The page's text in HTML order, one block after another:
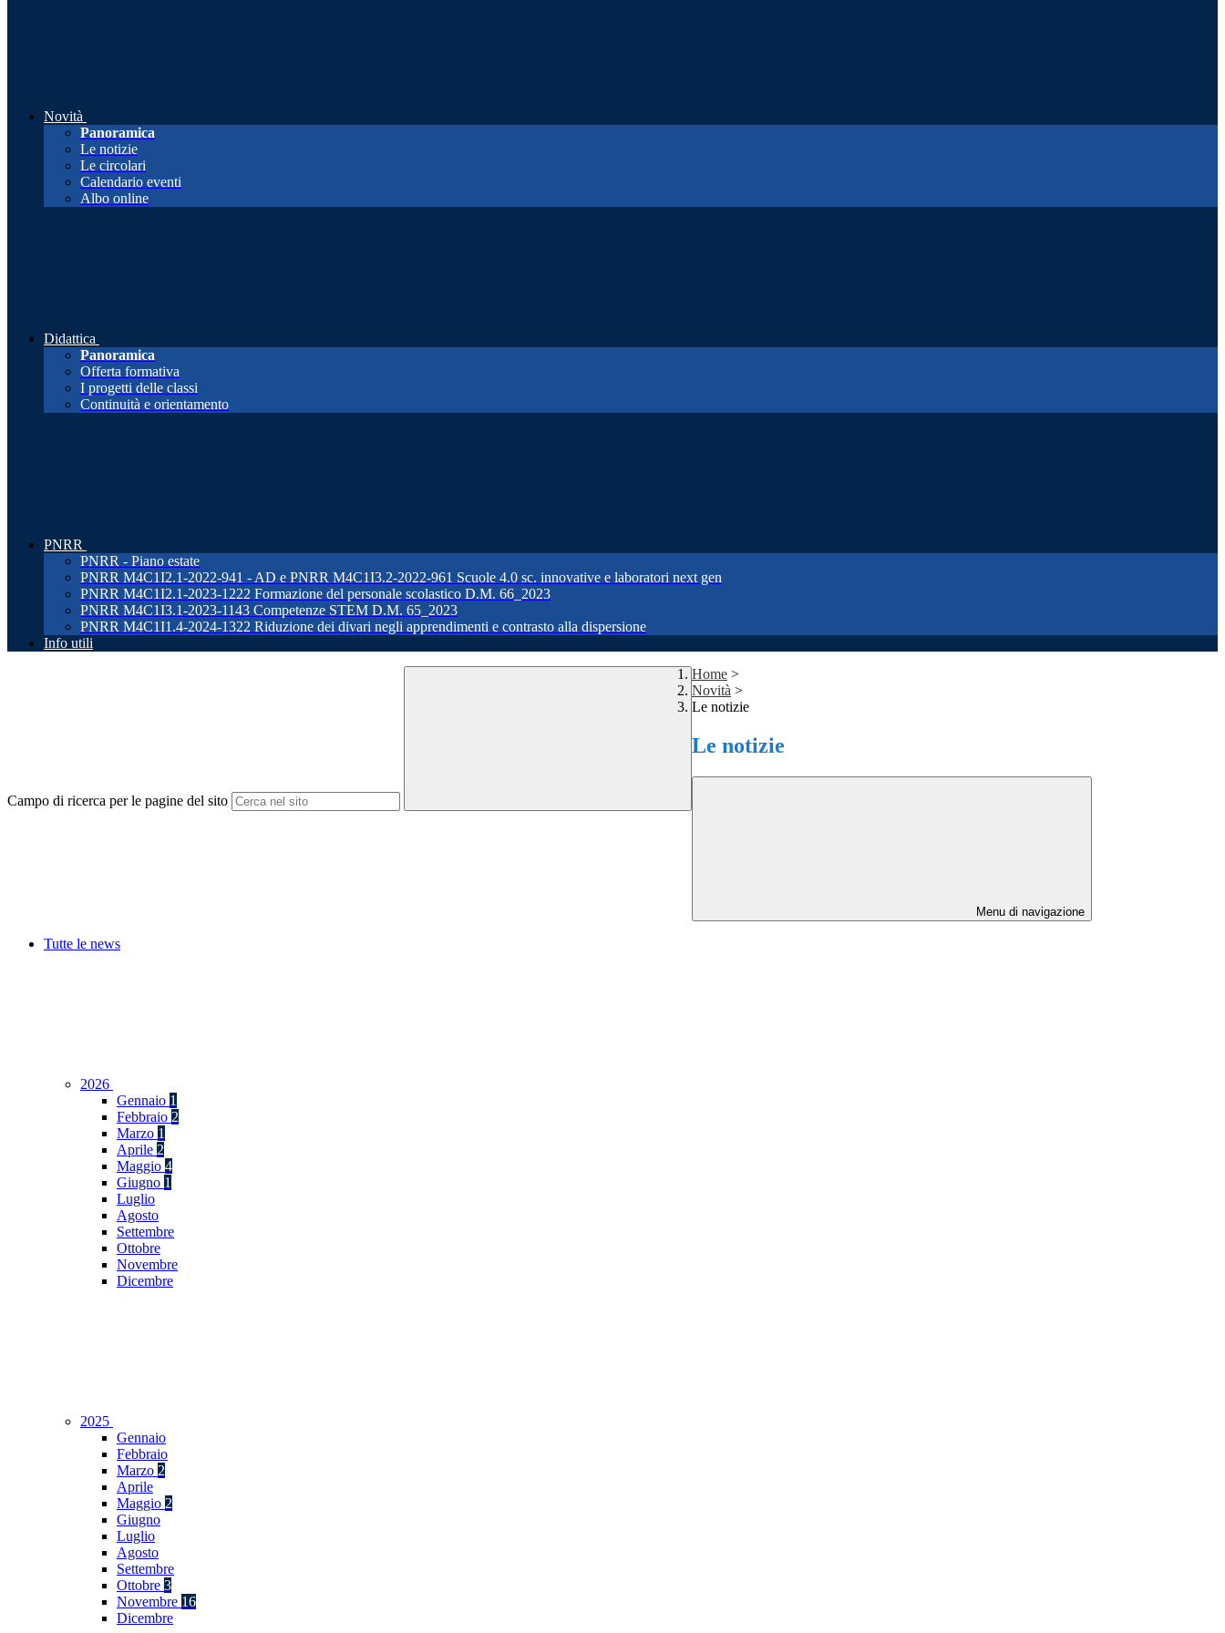
Novità
Panoramica
Le notizie
Le circolari
Calendario eventi
Albo online
Didattica
Panoramica
Offerta formativa
I progetti delle classi
Continuità e orientamento
PNRR
PNRR - Piano estate
PNRR M4C1I2.1-2022-941 - AD e PNRR M4C1I3.2-2022-961 Scuole 4.0 sc. innovative e laboratori next gen
PNRR M4C1I2.1-2023-1222 Formazione del personale scolastico D.M. 66_2023
PNRR M4C1I3.1-2023-1143 Competenze STEM D.M. 65_2023
PNRR M4C1I1.4-2024-1322 Riduzione dei divari negli apprendimenti e contrasto alla dispersione
Info utili
Campo di ricerca per le pagine del sito
Home >
Novità >
Le notizie
Le notizie
Menu di navigazione
Tutte le news
2026
Gennaio 1
Febbraio 2
Marzo 1
Aprile 2
Maggio 4
Giugno 1
Luglio
Agosto
Settembre
Ottobre
Novembre
Dicembre
2025
Gennaio
Febbraio
Marzo 2
Aprile
Maggio 2
Giugno
Luglio
Agosto
Settembre
Ottobre 3
Novembre 16
Dicembre